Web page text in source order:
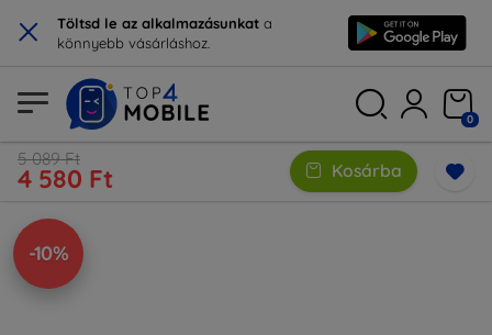
× Töltsd le az alkalmazásunkat a
könnyebb vásárláshoz.
0
5 089 Ft
4 580 Ft Kosárba
-10%